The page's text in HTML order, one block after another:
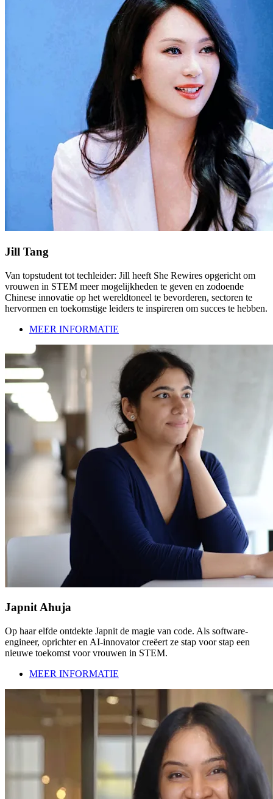
Jill Tang
Van topstudent tot techleider: Jill heeft She Rewires opgericht om
vrouwen in STEM meer mogelijkheden te geven en zodoende
Chinese innovatie op het wereldtoneel te bevorderen, sectoren te
hervormen en toekomstige leiders te inspireren om succes te hebben.
MEER INFORMATIE
Japnit Ahuja
Op haar elfde ontdekte Japnit de magie van code. Als software-
engineer, oprichter en AI-innovator creëert ze stap voor stap een
nieuwe toekomst voor vrouwen in STEM.
MEER INFORMATIE